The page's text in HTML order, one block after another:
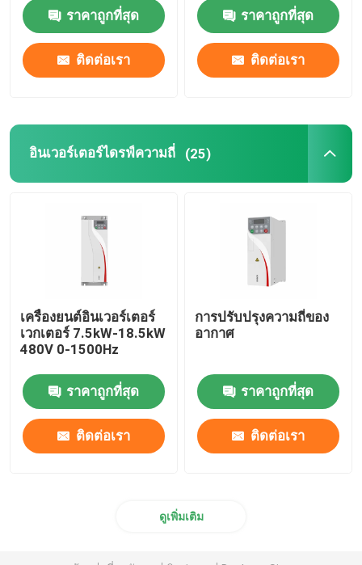
ราคาถูกที่สุด
ติดต่อเรา
ราคาถูกที่สุด
ติดต่อเรา
อินเวอร์เตอร์ไดรฟ์ความถี่ (25)
เครื่องยนต์อินเวอร์เตอร์
เวกเตอร์ 7.5kW-18.5kW
480V 0-1500Hz
ราคาถูกที่สุด
ติดต่อเรา
การปรับปรุงความถี่ของ
อากาศ
ราคาถูกที่สุด
ติดต่อเรา
ดูเพิ่มเติม